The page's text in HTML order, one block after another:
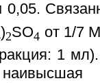
0,05.
)2SО4 от 1/7
1